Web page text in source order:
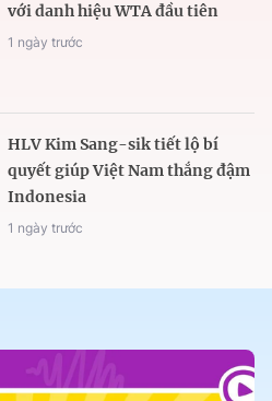
với danh hiệu WTA đầu tiên
1 ngày trước
HLV Kim Sang-sik tiết lộ bí
quyết giúp Việt Nam thắng đậm
Indonesia
1 ngày trước